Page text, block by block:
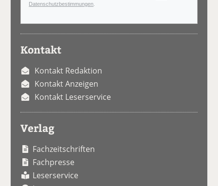
Datenschutzbestimmungen
Kontakt
Kontakt Redaktion
Kontakt Anzeigen
Kontakt Leserservice
Verlag
Fachzeitschriften
Fachpresse
Leserservice